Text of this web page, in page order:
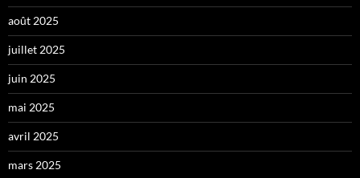
août 2025
juillet 2025
juin 2025
mai 2025
avril 2025
mars 2025